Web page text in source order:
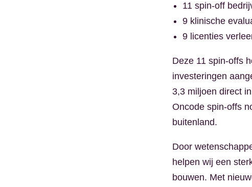
11 spin-off
9 klinische
9 licenties
Deze 11 spin-offs
investeringen
3,3 miljoen direct
Oncode spin-offs
buitenland.
Door
helpen wij een
bouwen. Met